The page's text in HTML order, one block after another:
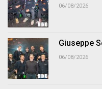
06/08/2026
Giuseppe
06/08/2026